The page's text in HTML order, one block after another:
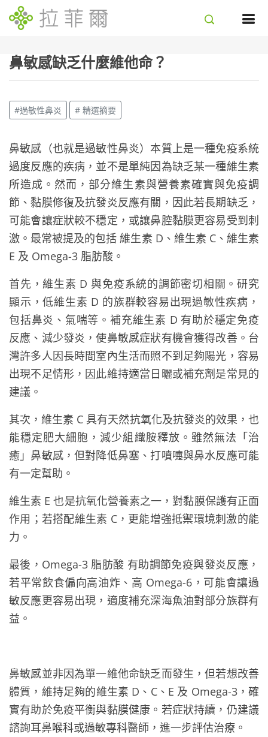
鼻敏感缺乏什麼維他命？
#過敏性鼻炎 # 精選摘要
鼻敏感（也就是過敏性鼻炎）本質上是一種免疫系統
過度反應的疾病，並不是單純因為缺乏某一種維生素
所造成。然而，部分維生素與營養素確實與免疫調
節、黏膜修復及抗發炎反應有關，因此若長期缺乏，
可能會讓症狀較不穩定，或讓鼻腔黏膜更容易受到刺
激。最常被提及的包括 維生素 D、維生素 C、維生素
E 及 Omega-3 脂肪酸。
首先，維生素 D 與免疫系統的調節密切相關。研究
顯示，低維生素 D 的族群較容易出現過敏性疾病，
包括鼻炎、氣喘等。補充維生素 D 有助於穩定免疫
反應、減少發炎，使鼻敏感症狀有機會獲得改善。台
灣許多人因長時間室內生活而照不到足夠陽光，容易
出現不足情形，因此維持適當日曬或補充劑是常見的
建議。
其次，維生素 C 具有天然抗氧化及抗發炎的效果，也
能穩定肥大細胞，減少組織胺釋放。雖然無法「治
癒」鼻敏感，但對降低鼻塞、打噴嚏與鼻水反應可能
有一定幫助。
維生素 E 也是抗氧化營養素之一，對黏膜保護有正面
作用；若搭配維生素 C，更能增強抵禦環境刺激的能
力。
最後，Omega-3 脂肪酸 有助調節免疫與發炎反應，
若平常飲食偏向高油炸、高 Omega-6，可能會讓過
敏反應更容易出現，適度補充深海魚油對部分族群有
益。
鼻敏感並非因為單一維他命缺乏而發生，但若想改善
體質，維持足夠的維生素 D、C、E 及 Omega-3，確
實有助於免疫平衡與黏膜健康。若症狀持續，仍建議
諮詢耳鼻喉科或過敏專科醫師，進一步評估治療。